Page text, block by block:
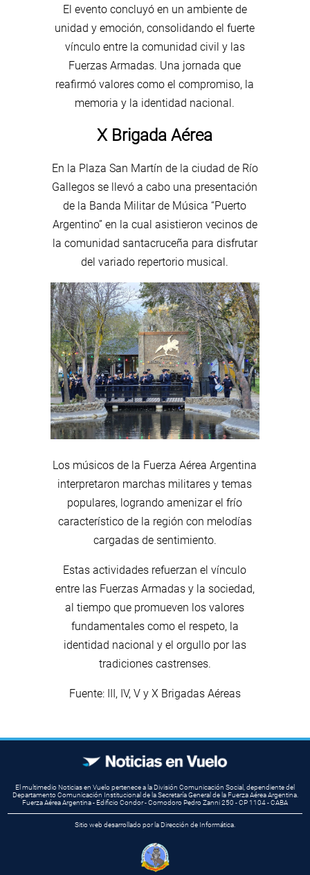
El evento concluyó en un ambiente de
unidad y emoción, consolidando el fuerte
vínculo entre la comunidad civil y las
Fuerzas Armadas. Una jornada que
reafirmó valores como el compromiso, la
memoria y la identidad nacional.
X Brigada Aérea
En la Plaza San Martín de la ciudad de Río
Gallegos se llevó a cabo una presentación
de la Banda Militar de Música “Puerto
Argentino” en la cual asistieron vecinos de
la comunidad santacruceña para disfrutar
del variado repertorio musical.
Los músicos de la Fuerza Aérea Argentina
interpretaron marchas militares y temas
populares, logrando amenizar el frío
característico de la región con melodías
cargadas de sentimiento.
Estas actividades refuerzan el vínculo
entre las Fuerzas Armadas y la sociedad,
al tiempo que promueven los valores
fundamentales como el respeto, la
identidad nacional y el orgullo por las
tradiciones castrenses.
Fuente: III, IV, V y X Brigadas Aéreas
El multimedio Noticias en Vuelo pertenece a la División Comunicación Social, dependiente del
Departamento Comunicación Institucional de la Secretaría General de la Fuerza Aérea Argentina.
Fuerza Aérea Argentina - Edificio Condor - Comodoro Pedro Zanni 250 - CP 1104 - CABA
Sitio web desarrollado por la Dirección de Informática.